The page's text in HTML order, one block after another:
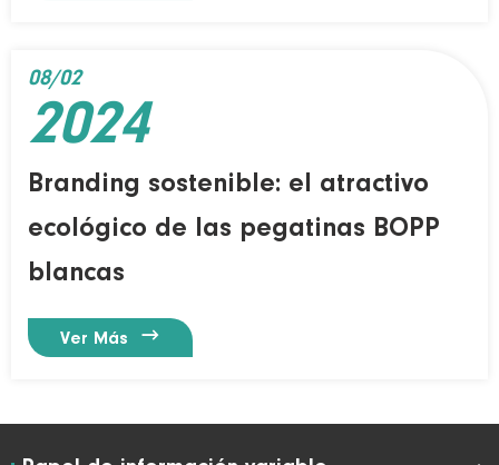
Branding sostenible: el atractivo
ecológico de las pegatinas BOPP
blancas
Ver Más 
08/02
2024